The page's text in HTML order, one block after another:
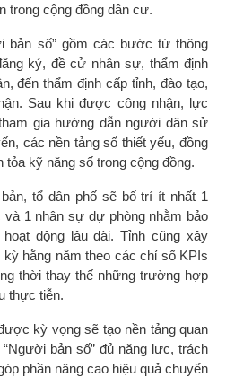
trong cộng đồng dân cư.
bản số” gồm các bước từ thông
ký, đề cử nhân sự, thẩm định
đến thẩm định cấp tỉnh, đào tạo,
Sau khi được công nhận, lực
gia hướng dẫn người dân sử
các nền tảng số thiết yếu, đồng
kỹ năng số trong cộng đồng.
tổ dân phố sẽ bố trí ít nhất 1
và 1 nhân sự dự phòng nhằm bảo
động lâu dài. Tỉnh cũng xây
hằng năm theo các chỉ số KPIs
thời thay thế những trường hợp
thực tiễn.
kỳ vọng sẽ tạo nền tảng quan
bản số” đủ năng lực, trách
phần nâng cao hiệu quả chuyển